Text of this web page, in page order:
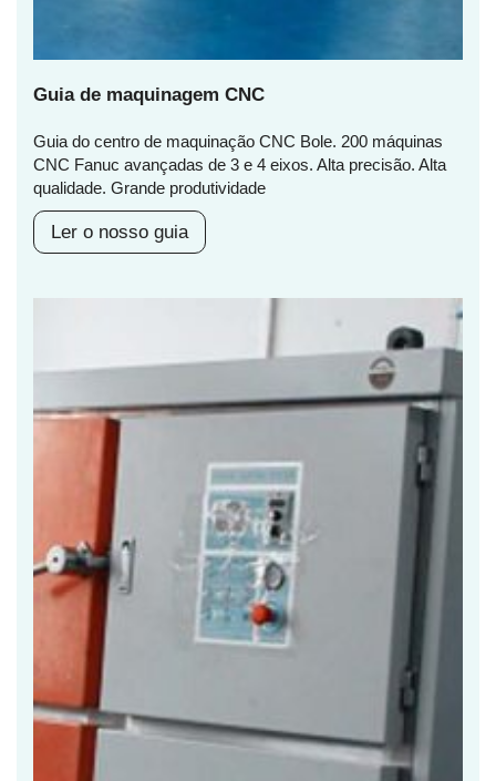
Guia de maquinagem CNC
Guia do centro de maquinação CNC Bole. 200 máquinas
CNC Fanuc avançadas de 3 e 4 eixos. Alta precisão. Alta
qualidade. Grande produtividade
Ler o nosso guia